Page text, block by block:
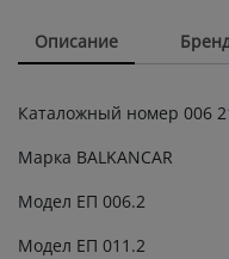
Описание
Каталожный номер 006
Марка BALKANCAR
Модел ЕП 006.2
Модел ЕП 011.2